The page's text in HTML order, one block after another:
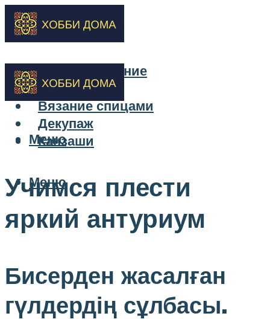
Бисероплетение
Вышивка
Вязание спицами
Декупаж
Канзаши
Меню
Меню
Учимся плести
яркий антуриум
Бисерден жасалған
гүлдердің сұлбасы.